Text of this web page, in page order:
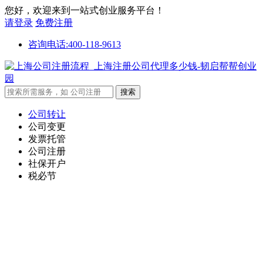
您好，欢迎来到一站式创业服务平台！
请登录 免费注册
咨询电话:400-118-9613
公司转让
公司变更
发票托管
公司注册
社保开户
税必节